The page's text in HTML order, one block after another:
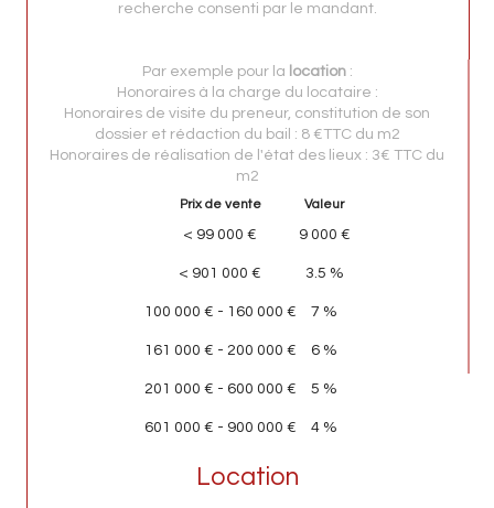
recherche consenti par le mandant.
Par exemple pour la location:
Honoraires à la charge du locataire :
Honoraires de visite du preneur, constitution de son
dossier et rédaction du bail : 8 €TTC du m2
Honoraires de réalisation de l'état des lieux : 3€ TTC du
m2
Prix de vente Valeur
< 99 000 € 9 000 €
< 901 000 € 3.5 %
100 000 € - 160 000 € 7 %
161 000 € - 200 000 € 6 %
201 000 € - 600 000 € 5 %
601 000 € - 900 000 € 4 %
Location